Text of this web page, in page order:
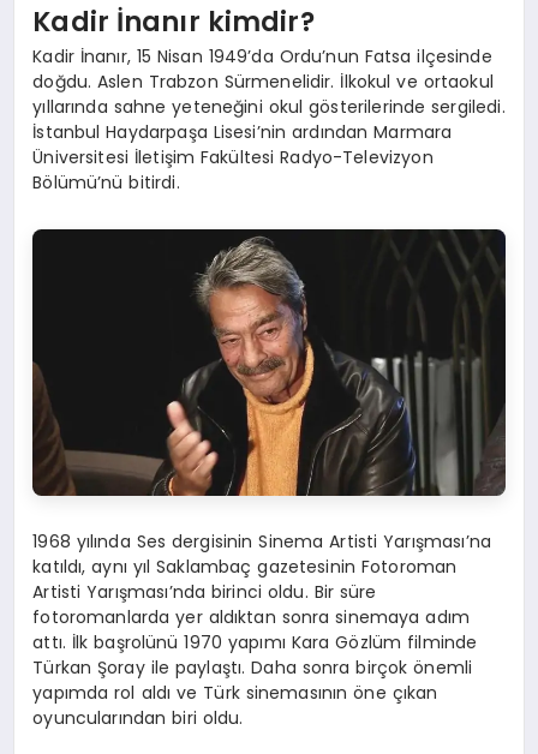
Kadir İnanır kimdir?
Kadir İnanır, 15 Nisan 1949’da Ordu’nun Fatsa ilçesinde
doğdu. Aslen Trabzon Sürmenelidir. İlkokul ve ortaokul
yıllarında sahne yeteneğini okul gösterilerinde sergiledi.
İstanbul Haydarpaşa Lisesi’nin ardından Marmara
Üniversitesi İletişim Fakültesi Radyo-Televizyon
Bölümü’nü bitirdi.
1968 yılında Ses dergisinin Sinema Artisti Yarışması’na
katıldı, aynı yıl Saklambaç gazetesinin Fotoroman
Artisti Yarışması’nda birinci oldu. Bir süre
fotoromanlarda yer aldıktan sonra sinemaya adım
attı. İlk başrolünü 1970 yapımı Kara Gözlüm filminde
Türkan Şoray ile paylaştı. Daha sonra birçok önemli
yapımda rol aldı ve Türk sinemasının öne çıkan
oyuncularından biri oldu.